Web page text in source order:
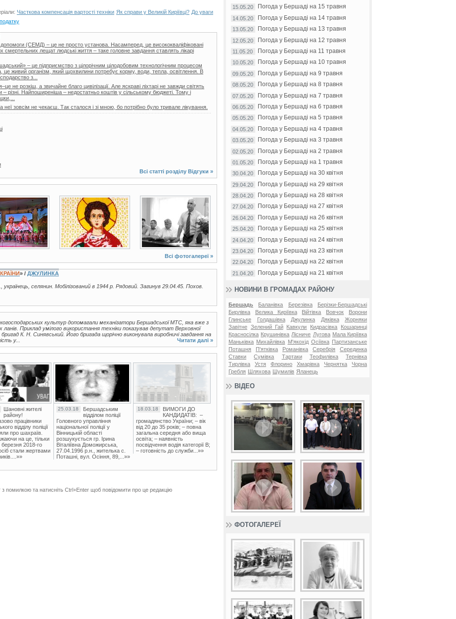
Часткова компенсація вартості техніки Як справи у Великій Киріївці? До уваги
податку
допомоги (СЕМД) – це не просто установа. Насамперед, це висококваліфіковані
смертельних лещат людські життя – таке головне завдання ставлять лікарі
– це підприємство з цілорічним цілодобовим технологічним процесом
це живий організм, який щохвилини потребує корму, води, тепла, освітлення. В
з...
не розкіш, а звичайне благо цивілізації. Але яскраві ліхтарі не завжди світять
різні. Найпоширеніша – недостатньо коштів у сільському бюджеті. Тому і
неї зовсім не чекаєш. Так сталося і зі мною, бо потрібно було тривале лікування.
Всі статті розділу Відгуки »
3 фото
Всі фотогалереї »
» / ДЖУЛИНКА
українець, селянин. Мобілізований в 1944 р. Рядовий. Загинув 29.04.45. Похов.
культур допомагали механізатори Бершадської МТС, яка вже з
ланів. Приклад умілого використання техніки показував депутат Верховної
К. Н. Синявський. Його бригада щорічно виконувала виробничі завдання на
у...
Читати далі »
Шановні жителі
району!
працівники
відділу поліції
про шахраїв.
на це, тільки
березня 2018-го
стали жертвами
25.03.18
Бершадським
відділом поліції
Головного управління
національної поліції у
Вінницькій області
розшукується гр. Ірина
Віталіївна Доможирська,
27.04.1996 р.н., жителька с.
Поташні, вул. Осіння, 89,...»»
18.03.18
ВИМОГИ ДО
КАНДИДАТІВ: –
громадянство України; – вік
від 20 до 35 років; – повна
загальна середня або вища
освіта; – наявність
посвідчення водія категорії В;
– готовність до служби...»»
помилкою та натисніть Ctrl+Enter щоб повідомити про це редакцію
15.05.20 Погода у Бершаді на 15 травня
14.05.20 Погода у Бершаді на 14 травня
13.05.20 Погода у Бершаді на 13 травня
12.05.20 Погода у Бершаді на 12 травня
11.05.20 Погода у Бершаді на 11 травня
10.05.20 Погода у Бершаді на 10 травня
09.05.20 Погода у Бершаді на 9 травня
08.05.20 Погода у Бершаді на 8 травня
07.05.20 Погода у Бершаді на 7 травня
06.05.20 Погода у Бершаді на 6 травня
05.05.20 Погода у Бершаді на 5 травня
04.05.20 Погода у Бершаді на 4 травня
03.05.20 Погода у Бершаді на 3 травня
02.05.20 Погода у Бершаді на 2 травня
01.05.20 Погода у Бершаді на 1 травня
30.04.20 Погода у Бершаді на 30 квітня
29.04.20 Погода у Бершаді на 29 квітня
28.04.20 Погода у Бершаді на 28 квітня
27.04.20 Погода у Бершаді на 27 квітня
26.04.20 Погода у Бершаді на 26 квітня
25.04.20 Погода у Бершаді на 25 квітня
24.04.20 Погода у Бершаді на 24 квітня
23.04.20 Погода у Бершаді на 23 квітня
22.04.20 Погода у Бершаді на 22 квітня
21.04.20 Погода у Бершаді на 21 квітня
НОВИНИ В ГРОМАДАХ РАЙОНУ
Бершадь Баланівка Березівка
Берізки-Бершадські
Бирлівка
Велика Киріївка Війтівка Вовчок
Ворони
Глинське
Голдашівка Джулинка Дяківка
Жорняки
Завітне Зелений Гай Кавкули Кидрасівка
Кошаринці
Красносілка Крушинівка Лісниче Лугова Мала Киріївка
Маньківка Михайлівка М'якохід Осіївка
Партизанське
Поташня
П'ятківка Романівка Серебрія
Серединка
Ставки
Сумівка Тартаки Теофилівка
Тернівка
Тирлівка
Устя Флорино Хмарівка Чернятка
Чорна
Гребля
Шляхова Шумилів Яланець
ВІДЕО
ФОТОГАЛЕРЕЇ